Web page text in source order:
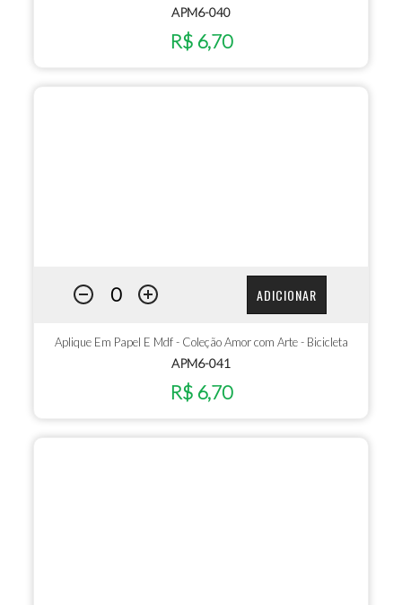
APM6-040
R$ 6,70
ADICIONAR
Aplique Em Papel E Mdf - Coleção Amor com Arte - Bicicleta
APM6-041
R$ 6,70